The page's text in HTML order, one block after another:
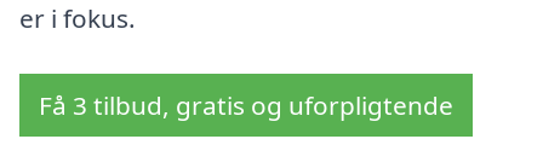
er i fokus.
Få 3 tilbud, gratis og uforpligtende